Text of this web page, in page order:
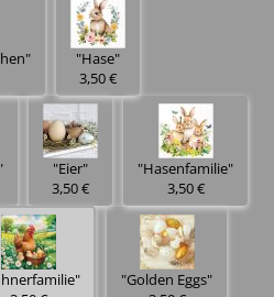
"Hase"
3,50 €
"Eier"
3,50 €
"Hasenfamilie"
3,50 €
"Golden Eggs"